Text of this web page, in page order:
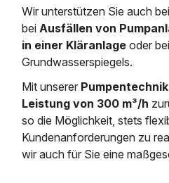
Wir unterstützen Sie auch bei
bei Ausfällen von
in einer Kläranlageoder
Grundwasserspiegels.
Mit unserer Pumpentechnik
Leistung von 300 m³/h
so die Möglichkeit, stets
Kundenanforderungen zu
wir auch für Sie eine